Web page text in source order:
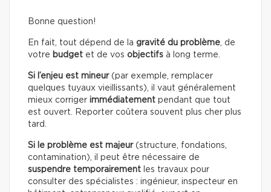
Bonne question!
En fait, tout dépend de la gravité du problème, de
votre budget et de vos objectifs à long terme.
Si l’enjeu est mineur(par exemple, remplacer
quelques tuyaux vieillissants), il vaut généralement
mieux corriger immédiatement pendant que tout
est ouvert. Reporter coûtera souvent plus cher plus
tard.
Si le problème est majeur(structure, fondations,
contamination), il peut être nécessaire de
suspendre temporairement les travaux pour
consulter des spécialistes : ingénieur, inspecteur en